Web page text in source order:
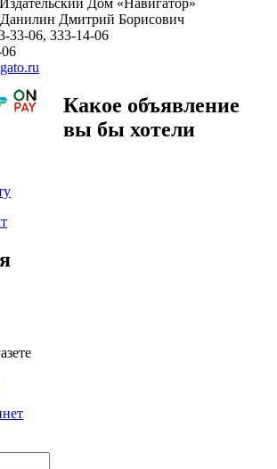
Дом «Навигатор»
Дмитрий Борисович
33-06, 333-14-06
Какое объявление
вы бы хотели